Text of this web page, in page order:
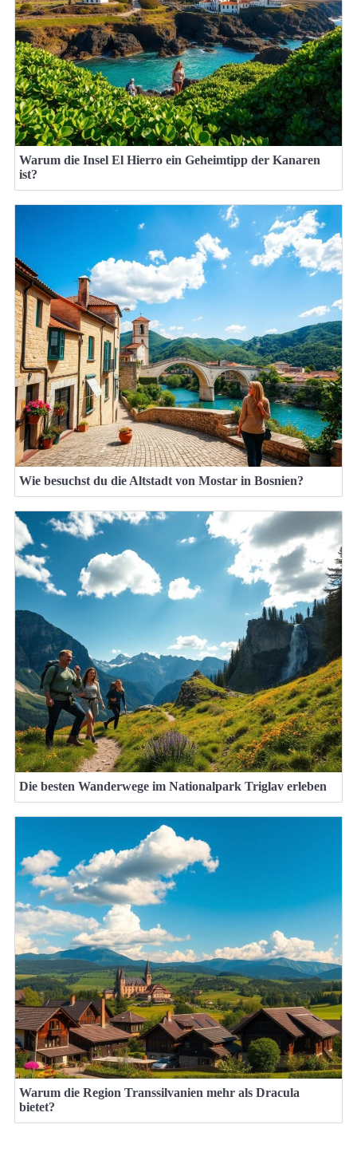
Warum die Insel El Hierro ein Geheimtipp der Kanaren
ist?
Wie besuchst du die Altstadt von Mostar in Bosnien?
Die besten Wanderwege im Nationalpark Triglav erleben
Warum die Region Transsilvanien mehr als Dracula
bietet?